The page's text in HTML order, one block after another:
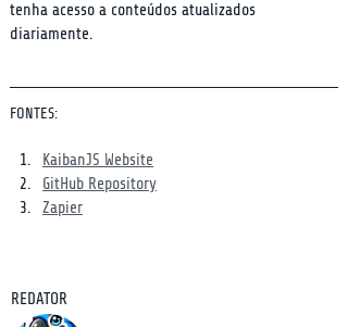
tenha acesso a conteúdos atualizados
diariamente.
FONTES:
KaibanJS Website
GitHub Repository
Zapier
REDATOR